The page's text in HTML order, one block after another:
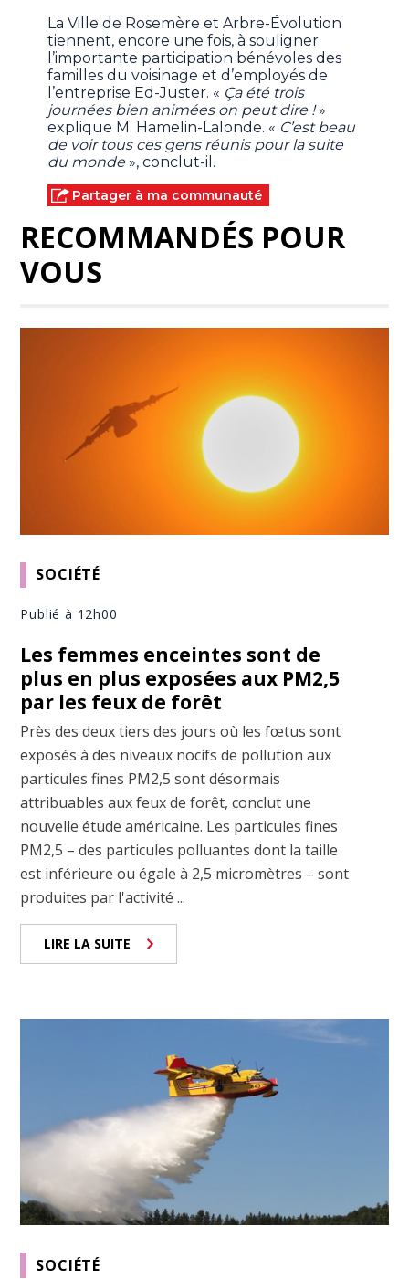
La Ville de Rosemère et Arbre-Évolution
tiennent, encore une fois, à souligner
l’importante participation bénévoles des
familles du voisinage et d’employés de
l’entreprise Ed-Juster. « Ça été trois
journées bien animées on peut dire !»
explique M. Hamelin-Lalonde. « C’est beau
de voir tous ces gens réunis pour la suite
du monde», conclut-il.
Partager à ma communauté
RECOMMANDÉS POUR
VOUS
SOCIÉTÉ
Publié à 12h00
Les femmes enceintes sont de
plus en plus exposées aux PM2,5
par les feux de forêt
Près des deux tiers des jours où les fœtus sont
exposés à des niveaux nocifs de pollution aux
particules fines PM2,5 sont désormais
attribuables aux feux de forêt, conclut une
nouvelle étude américaine. Les particules fines
PM2,5 – des particules polluantes dont la taille
est inférieure ou égale à 2,5 micromètres – sont
produites par l'activité ...
LIRE LA SUITE
SOCIÉTÉ